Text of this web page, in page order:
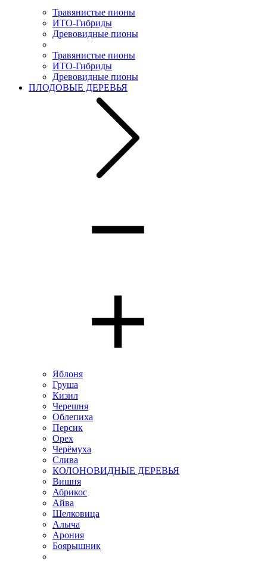
Травянистые пионы
ИТО-Гибриды
Древовидные пионы
Травянистые пионы
ИТО-Гибриды
Древовидные пионы
ПЛОДОВЫЕ ДЕРЕВЬЯ
Яблоня
Груша
Кизил
Черешня
Облепиха
Персик
Орех
Черёмуха
Слива
КОЛОНОВИДНЫЕ ДЕРЕВЬЯ
Вишня
Абрикос
Айва
Шелковица
Алыча
Арония
Боярышник